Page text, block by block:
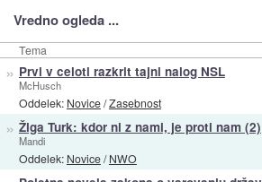
Vredno ogleda ...
Tema
» Prvi v celoti razkrit tajni nalog NSL
McHusch
Oddelek: Novice/Zasebnost
» Žiga Turk: kdor ni z nami, je proti nam (2)
Mandi
Oddelek: Novice/NWO